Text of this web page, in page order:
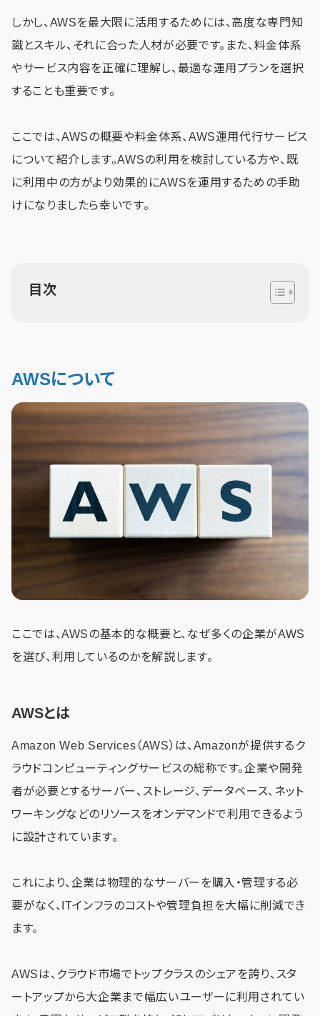
しかし、AWSを最大限に活用するためには、高度な専門知
識とスキル、それに合った人材が必要です。また、料金体系
やサービス内容を正確に理解し、最適な運用プランを選択
することも重要です。
ここでは、AWSの概要や料金体系、AWS運用代行サービス
について紹介します。AWSの利用を検討している方や、既
に利用中の方がより効果的にAWSを運用するための手助
けになりましたら幸いです。
目次
AWSについて
ここでは、AWSの基本的な概要と、なぜ多くの企業がAWS
を選び、利用しているのかを解説します。
AWSとは
Amazon Web Services（AWS）は、Amazonが提供するク
ラウドコンピューティングサービスの総称です。企業や開発
者が必要とするサーバー、ストレージ、データベース、ネット
ワーキングなどのリソースをオンデマンドで利用できるよう
に設計されています。
これにより、企業は物理的なサーバーを購入・管理する必
要がなく、ITインフラのコストや管理負担を大幅に削減でき
ます。
AWSは、クラウド市場でトップクラスのシェアを誇り、スタ
ートアップから大企業まで幅広いユーザーに利用されてい